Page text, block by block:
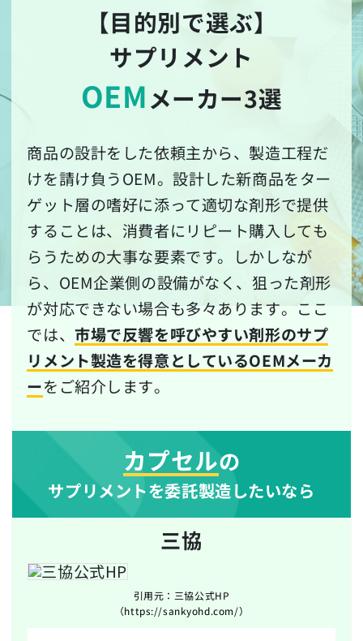
【目的別で選ぶ】
サプリメント
OEMメーカー3選
商品の設計をした依頼主から、製造工程だ
けを請け負うOEM。設計した新商品をター
ゲット層の嗜好に添って適切な剤形で提供
することは、消費者にリピート購入しても
らうための大事な要素です。しかしなが
ら、OEM企業側の設備がなく、狙った剤形
が対応できない場合も多々あります。ここ
では、市場で反響を呼びやすい剤形のサプ
リメント製造を得意としているOEMメーカ
ーをご紹介します。
カプセルの
サプリメントを委託製造したいなら
三協
引用元：三協公式HP
（https://sankyohd.com/）